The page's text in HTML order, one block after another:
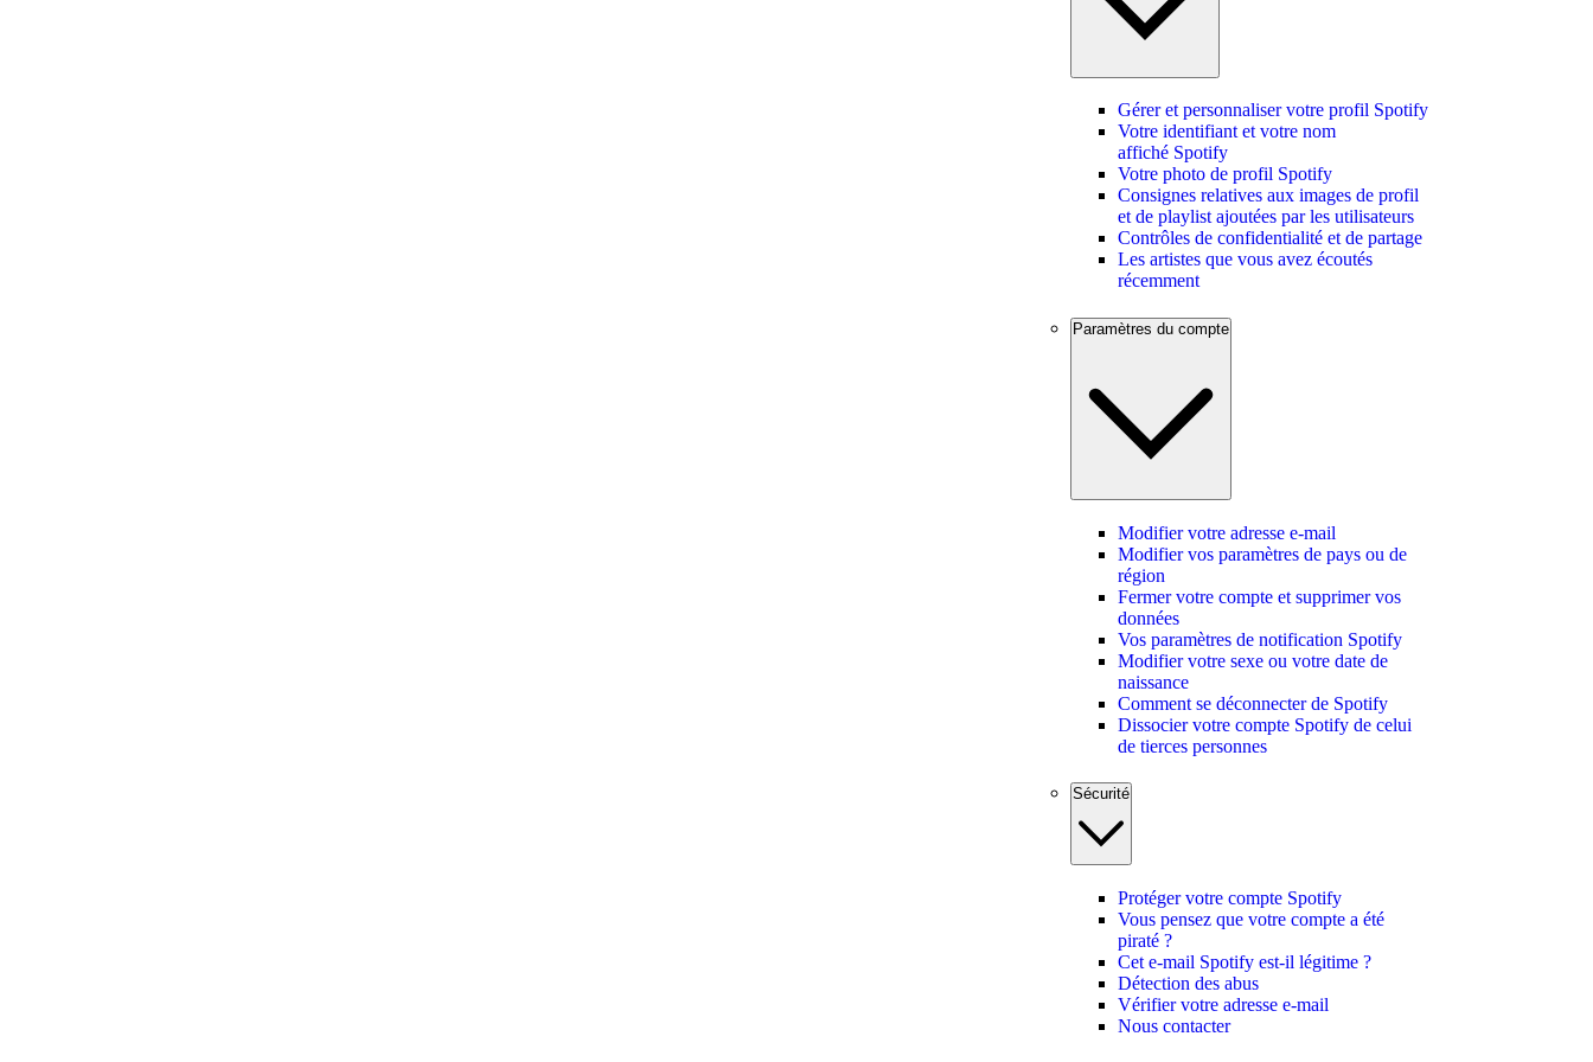
Gérer et personnaliser votre profil Spotify
Votre identifiant et votre nom
affiché Spotify
Votre photo de profil Spotify
Consignes relatives aux images de profil
et de playlist ajoutées par les utilisateurs
Contrôles de confidentialité et de partage
Les artistes que vous avez écoutés
récemment
Paramètres du compte
Modifier votre adresse e-mail
Modifier vos paramètres de pays ou de
région
Fermer votre compte et supprimer vos
données
Vos paramètres de notification Spotify
Modifier votre sexe ou votre date de
naissance
Comment se déconnecter de Spotify
Dissocier votre compte Spotify de celui
de tierces personnes
Sécurité
Protéger votre compte Spotify
Vous pensez que votre compte a été
piraté ?
Cet e-mail Spotify est-il légitime ?
Détection des abus
Vérifier votre adresse e-mail
Nous contacter